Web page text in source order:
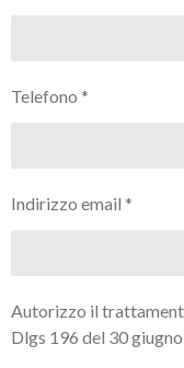
Telefono *
Indirizzo email *
Autorizzo il
Dlgs 196 del 30